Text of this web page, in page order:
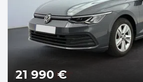
21 990 €